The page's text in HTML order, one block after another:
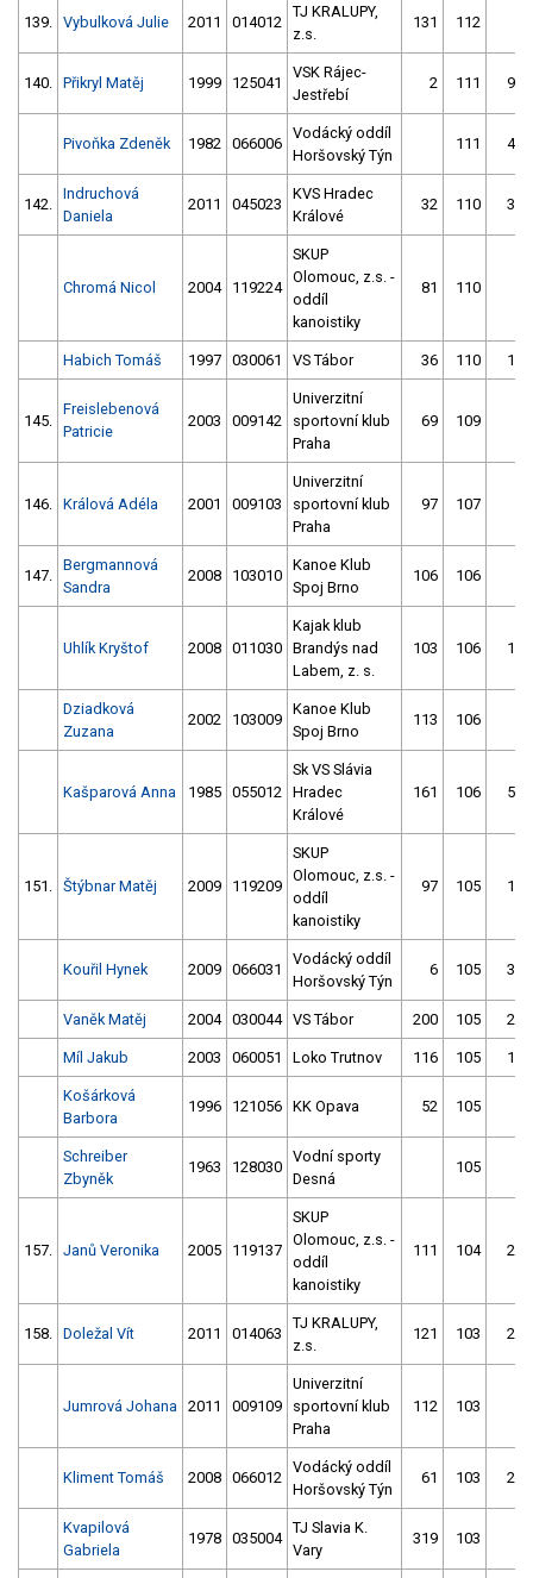
139. Vybulková Julie 2011 014012
TJ KRALUPY,
z.s.
131 112
140. Přikryl Matěj 1999 125041
VSK Rájec-
Jestřebí
2 111 92
Pivoňka Zdeněk 1982 066006
Vodácký oddíl
Horšovský Týn
111 42
142.
Indruchová
Daniela
2011 045023
KVS Hradec
Králové
32 110 32
Chromá Nicol 2004 119224
SKUP
Olomouc, z.s. -
oddíl
kanoistiky
81 110
Habich Tomáš 1997 030061 VS Tábor 36 110 13
145.
Freislebenová
Patricie
2003 009142
Univerzitní
sportovní klub
Praha
69 109
146. Králová Adéla 2001 009103
Univerzitní
sportovní klub
Praha
97 107
147.
Bergmannová
Sandra
2008 103010
Kanoe Klub
Spoj Brno
106 106
Uhlík Kryštof 2008 011030
Kajak klub
Brandýs nad
Labem, z. s.
103 106 16
Dziadková
Zuzana
2002 103009
Kanoe Klub
Spoj Brno
113 106
Kašparová Anna 1985 055012
Sk VS Slávia
Hradec
Králové
161 106 50
151. Štýbnar Matěj 2009 119209
SKUP
Olomouc, z.s. -
oddíl
kanoistiky
97 105 17
Kouřil Hynek 2009 066031
Vodácký oddíl
Horšovský Týn
6 105 38
Vaněk Matěj 2004 030044 VS Tábor 200 105 29
Míl Jakub 2003 060051 Loko Trutnov 116 105 12
Košárková
Barbora
1996 121056 KK Opava 52 105
Schreiber
Zbyněk
1963 128030
Vodní sporty
Desná
105
157. Janů Veronika 2005 119137
SKUP
Olomouc, z.s. -
oddíl
kanoistiky
111 104 29
158. Doležal Vít 2011 014063
TJ KRALUPY,
z.s.
121 103 20
Jumrová Johana 2011 009109
Univerzitní
sportovní klub
Praha
112 103
Kliment Tomáš 2008 066012
Vodácký oddíl
Horšovský Týn
61 103 27
Kvapilová
Gabriela
1978 035004
TJ Slavia K.
Vary
319 103